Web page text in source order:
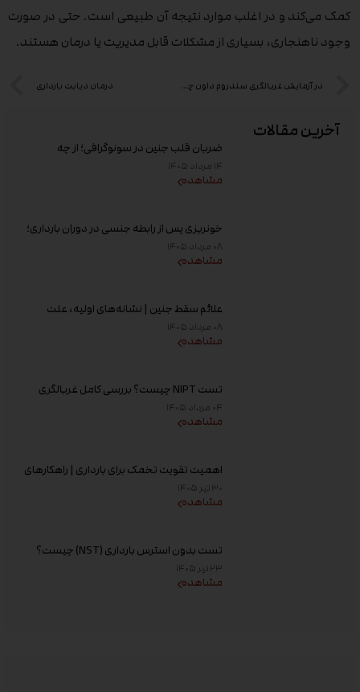
آخرین مقالات
ضربان قلب جنین در سونوگرافی؛ از چه
هفته‌ای دیده می‌شود؟
۱۴ مرداد ۱۴۰۵
مشاهده
خونریزی پس از رابطه جنسی در دوران بارداری؛
علت و زمان مراجعه به پزشک
۰۸ مرداد ۱۴۰۵
مشاهده
علائم سقط جنین | نشانه‌های اولیه، علت
خونریزی، عوامل خطر و زمان مراجعه به پزشک
۰۸ مرداد ۱۴۰۵
مشاهده
تست NIPT چیست؟ بررسی کامل غربالگری
غیر تهاجمی پیش از تولد، زمان انجام و تفسیر
جواب
۰۴ مرداد ۱۴۰۵
مشاهده
اهمیت تقویت تخمک برای بارداری | راهکارهای
افزایش کیفیت تخمک و شانس باروری
۳۰ تیر ۱۴۰۵
مشاهده
تست بدون استرس بارداری (NST) چیست؟
زمان انجام و تفسیر نتیجه
۲۳ تیر ۱۴۰۵
مشاهده
کمک می‌کند و در اغلب موارد نتیجه آن طبیعی است. حتی در صورت
وجود ناهنجاری، بسیاری از مشکلات قابل مدیریت یا درمان هستند.
در آزمایش غربالگری سندروم داون چه چیزهایی بررسی می شود؟ درمان دیابت بارداری